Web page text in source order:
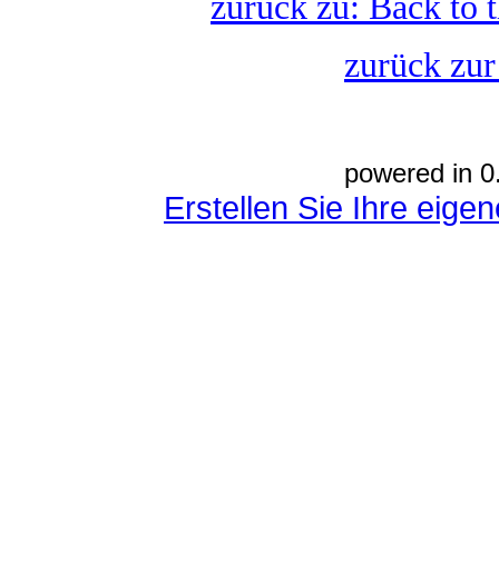
zurück
powered in
Erstellen Sie Ihre